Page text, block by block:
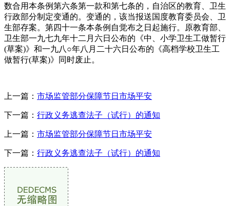
数合用本条例第六条第一款和第七条的，自治区的教育、卫生
行政部分制定变通的。变通的，该当报送国度教育委员会、卫
生部存案。第四十一条本条例自觉布之日起施行。原教育部、
卫生部一九七九年十二月六日公布的《中、小学卫生工做暂行
(草案)》和一九八○年八月二十六日公布的《高档学校卫生工
做暂行(草案)》同时废止。
上一篇： 市场监管部分保障节日市场平安
下一篇： 行政义务逃查法子（试行）的通知
上一篇： 市场监管部分保障节日市场平安
下一篇： 行政义务逃查法子（试行）的通知